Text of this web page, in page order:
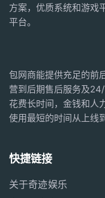
方案，优质系统和游戏
平台。
包网商能提供充足的前
营到后期售后服务及
花费长时间，金钱和人
使用最短的时间从上线
快捷链接
关于奇迹娱乐